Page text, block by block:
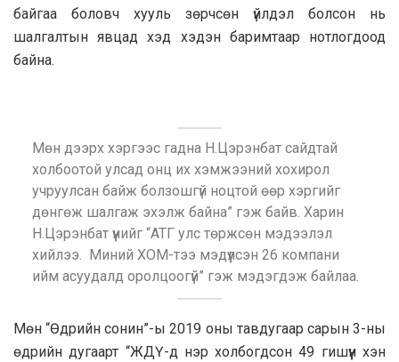
байгаа боловч хууль зөрчсөн үйлдэл болсон нь
шалгалтын явцад хэд хэдэн баримтаар нотлогдоод
байна.
Мөн дээрх хэргээс гадна Н.Цэрэнбат сайдтай
холбоотой улсад онц их хэмжээний хохирол
учруулсан байж болзошгүй ноцтой өөр хэргийг
дөнгөж шалгаж эхэлж байна” гэж байв. Харин
Н.Цэрэнбат үүнийг “АТГ улс төржсөн мэдээлэл
хийлээ. Миний ХОМ-тээ мэдүүлсэн 26 компани
ийм асуудалд оролцоогүй” гэж мэдэгдэж байлаа.
Мөн “Өдрийн сонин”-ы 2019 оны тавдугаар сарын 3-ны
өдрийн дугаарт “ЖДҮ-д нэр холбогдсон 49 гишүүн хэн